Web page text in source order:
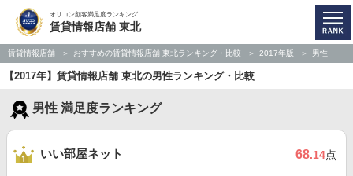
オリコン顧客満足度ランキング
賃貸情報店舗 東北
賃貸情報店舗 おすすめの賃貸情報店舗 東北ランキング・比較 2017年版 男性
【2017年】賃貸情報店舗 東北の男性ランキング・比較
男性 満足度ランキング
いい部屋ネット 68.14点